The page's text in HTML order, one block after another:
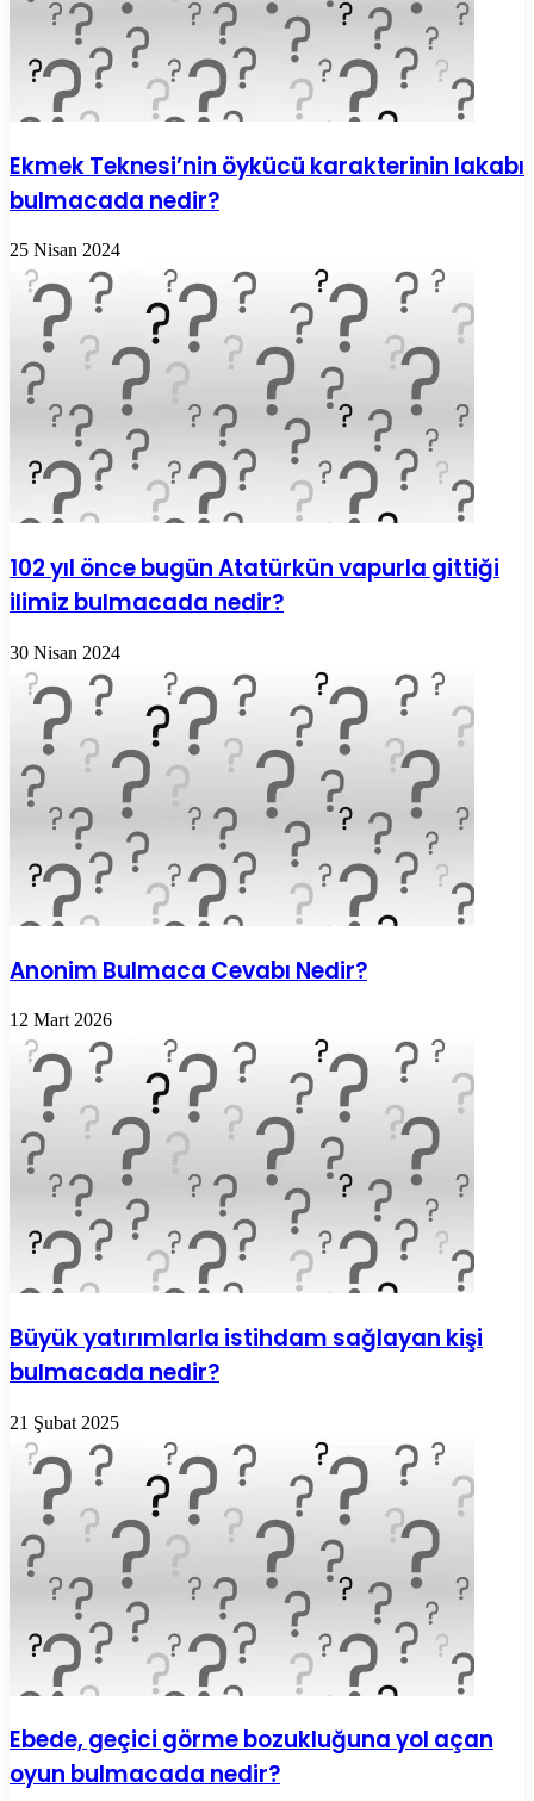
Ekmek Teknesi’nin öykücü karakterinin lakabı
bulmacada nedir?
25 Nisan 2024
102 yıl önce bugün Atatürkün vapurla gittiği
ilimiz bulmacada nedir?
30 Nisan 2024
Anonim Bulmaca Cevabı Nedir?
12 Mart 2026
Büyük yatırımlarla istihdam sağlayan kişi
bulmacada nedir?
21 Şubat 2025
Ebede, geçici görme bozukluğuna yol açan
oyun bulmacada nedir?